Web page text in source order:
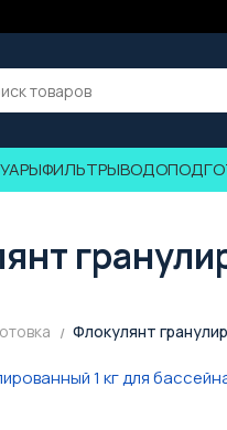
ФИЛЬТРЫ
Флокулянт